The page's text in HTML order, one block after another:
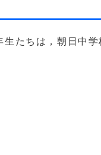
たちは，朝日中